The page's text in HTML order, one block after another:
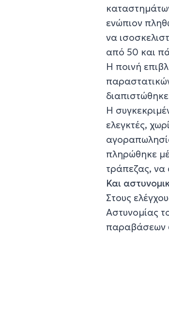
ενώπιον
να
από 50 και
Η ποινή
Η
ελεγκτές,
πληρώθηκε
τράπεζας, να
Και
Στους
Αστυνομίας
παραβάσεων